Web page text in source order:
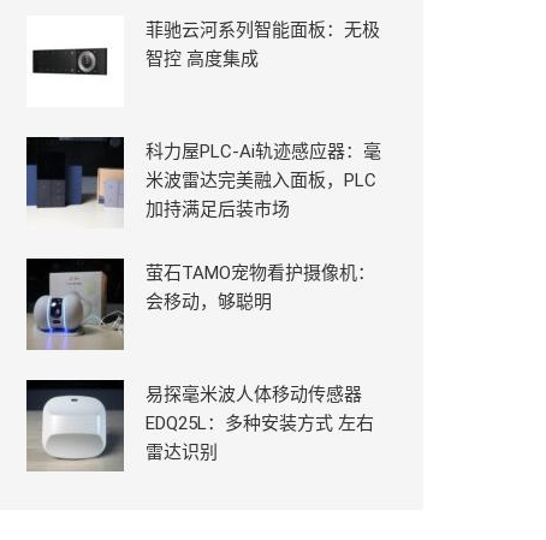
菲驰云河系列智能面板：无极
智控 高度集成
科力屋PLC-Ai轨迹感应器：毫
米波雷达完美融入面板，PLC
加持满足后装市场
萤石TAMO宠物看护摄像机：
会移动，够聪明
易探毫米波人体移动传感器
EDQ25L：多种安装方式 左右
雷达识别